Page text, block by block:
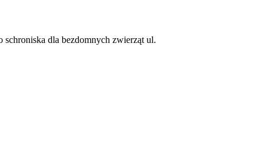
schroniska dla bezdomnych zwierząt ul.